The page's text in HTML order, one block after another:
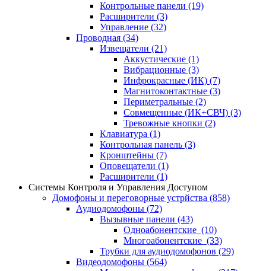
Контрольные панели (19)
Расширители (3)
Управление (32)
Проводная (34)
Извещатели (21)
Аккустические (1)
Вибрационные (3)
Инфрокрасные (ИК) (7)
Магнитоконтактные (3)
Периметральные (2)
Совмещенные (ИК+СВЧ) (3)
Тревожные кнопки (2)
Клавиатура (1)
Контрольная панель (3)
Кронштейны (7)
Оповещатели (1)
Расширители (1)
Системы Контроля и Управления Доступом
Домофоны и переговорные устрйства (858)
Аудиодомофоны (72)
Вызывные панели (43)
Одноабонентские (10)
Многоабонентские (33)
Трубки для аудиодомофонов (29)
Видеодомофоны (564)